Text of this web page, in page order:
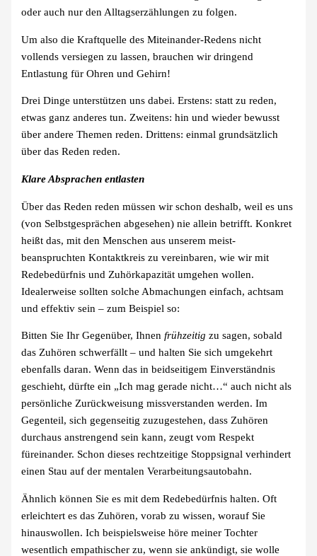
oder auch nur den Alltagserzählungen zu folgen.
Um also die Kraftquelle des Miteinander-Redens nicht
vollends versiegen zu lassen, brauchen wir dringend
Entlastung für Ohren und Gehirn!
Drei Dinge unterstützen uns dabei. Erstens: statt zu reden,
etwas ganz anderes tun. Zweitens: hin und wieder bewusst
über andere Themen reden. Drittens: einmal grundsätzlich
über das Reden reden.
Klare Absprachen entlasten
Über das Reden reden müssen wir schon deshalb, weil es uns
(von Selbstgesprächen abgesehen) nie allein betrifft. Konkret
heißt das, mit den Menschen aus unserem meist-
beanspruchten Kontaktkreis zu vereinbaren, wie wir mit
Redebedürfnis und Zuhörkapazität umgehen wollen.
Idealerweise sollten solche Abmachungen einfach, achtsam
und effektiv sein – zum Beispiel so:
Bitten Sie Ihr Gegenüber, Ihnenfrühzeitig zu sagen, sobald
das Zuhören schwerfällt – und halten Sie sich umgekehrt
ebenfalls daran. Wenn das in beidseitigem Einverständnis
geschieht, dürfte ein „Ich mag gerade nicht…“ auch nicht als
persönliche Zurückweisung missverstanden werden. Im
Gegenteil, sich gegenseitig zuzugestehen, dass Zuhören
durchaus anstrengend sein kann, zeugt vom Respekt
füreinander. Schon dieses rechtzeitige Stoppsignal verhindert
einen Stau auf der mentalen Verarbeitungsautobahn.
Ähnlich können Sie es mit dem Redebedürfnis halten. Oft
erleichtert es das Zuhören, vorab zu wissen, worauf Sie
hinauswollen. Ich beispielsweise höre meiner Tochter
wesentlich empathischer zu, wenn sie ankündigt, sie wolle